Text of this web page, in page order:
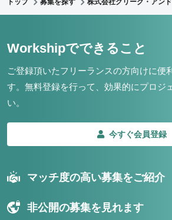
トップ 募集を探す 株式会社クリーク・アン
Workshipでできること
ご登録頂いたフリーランスの方向けに便
す。 無料登録を行って、効果的にプロジ
い。
今すぐ会員登録
マッチ度の高い募集をご紹介
非公開の募集を見れます